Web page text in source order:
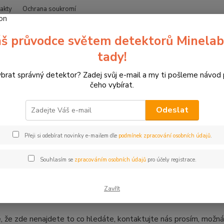
Ochrana soukromí
Hledat
kovů Minelab Doplňky k detektorům Cívky pro detektory
pro Equinox 600, 700, 800, 900
se, na webu pilně pracujeme. Cívky budeme postupně
že zde nenajdete to co hledáte, kontaktujte nás prosím,
průvodce světem detektorů
tady!
správný detektor? Zadej svůj e-mail a my ti pošleme návod
čeho vybírat.
Odeslat
Přeji si odebírat novinky e-mailem dle podmínek zpracování osobních údajů.
Souhlasím se zpracováním osobních údajůpro účely registrace.
Zavřít